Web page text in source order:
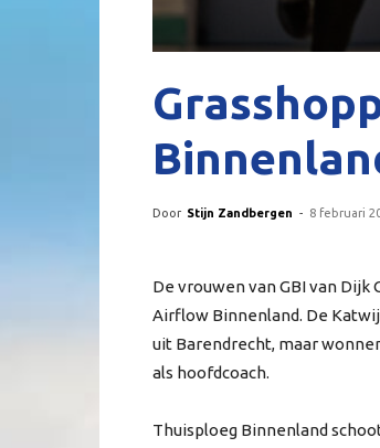
Door Stijn Zandbergen - 8 februari
De vrouwen van GBI van
Airflow Binnenland. De
uit Barendrecht, maar
als hoofdcoach.
Thuisploeg Binnenland